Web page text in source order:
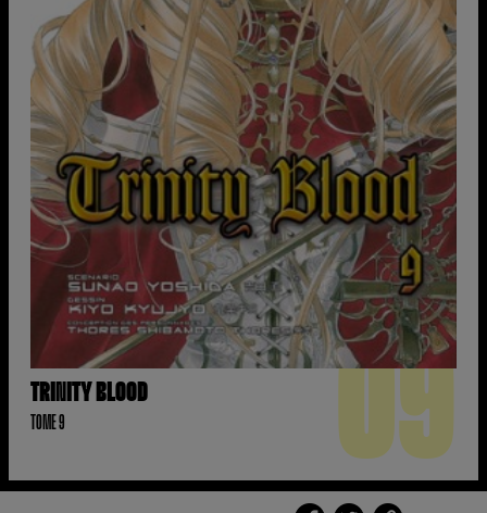
TRINITY BLOOD
TOME 9 09